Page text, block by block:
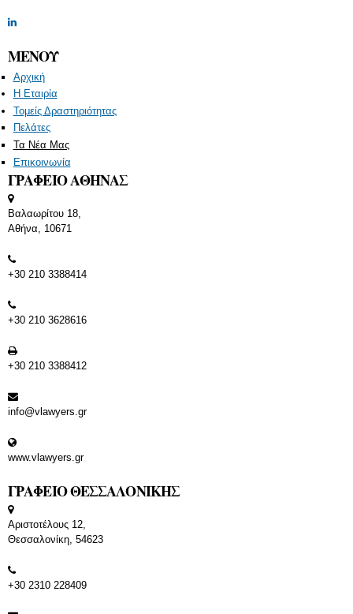
ΜΕΝΟΥ
Αρχική
Η Εταιρία
Τομείς Δραστηριότητας
Πελάτες
Τα Νέα Μας
Επικοινωνία
ΓΡΑΦΕΙΟ ΑΘΗΝΑΣ
Βαλαωρίτου 18,
Αθήνα, 10671
+30 210 3388414
+30 210 3628616
+30 210 3388412
info@vlawyers.gr
www.vlawyers.gr
ΓΡΑΦΕΙΟ ΘΕΣΣΑΛΟΝΙΚΗΣ
Αριστοτέλους 12,
Θεσσαλονίκη, 54623
+30 2310 228409